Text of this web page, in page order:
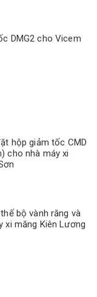
DMG2 cho Vicem
hộp giảm tốc CMD
cho nhà máy xi
bộ vành răng và
xi măng Kiên Lương